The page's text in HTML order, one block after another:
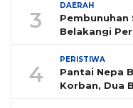
3
DAERAH
Belakangi
4
PERISTIWA
Pantai Nepa
Korban, Dua